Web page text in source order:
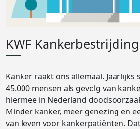
KWF Kankerbestrijding
Kanker raakt ons allemaal. Jaarlijks
45.000 mensen als gevolg van
hiermee in Nederland
Minder kanker, meer genezing en
van leven voor kankerpatiënten.